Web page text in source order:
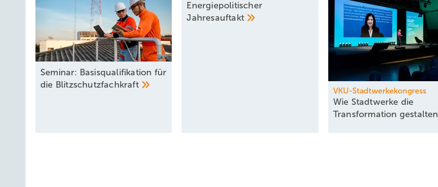
Seminar: Basisqualifikation für
die Blitzschutzfachkraft
Energiepolitischer
Jahresauftakt
VKU-Stadtwerkekongress
Wie Stadtwerke die
Transformation gestalten